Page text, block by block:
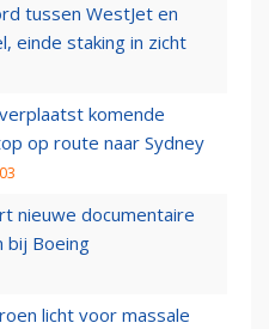
tussen WestJet en
einde staking in zicht
komende
op route naar Sydney
nieuwe documentaire
bij Boeing
licht voor massale